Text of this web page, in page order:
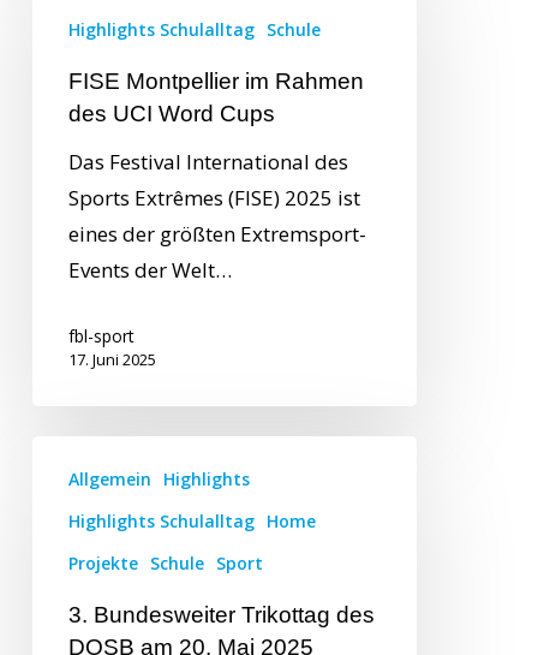
Highlights Schulalltag Schule
FISE Montpellier im Rahmen
des UCI Word Cups
Das Festival International des
Sports Extrêmes (FISE) 2025 ist
eines der größten Extremsport-
Events der Welt…
fbl-sport
17. Juni 2025
Allgemein
Highlights
Highlights Schulalltag Home
Projekte Schule Sport
3. Bundesweiter Trikottag des
DOSB am 20. Mai 2025